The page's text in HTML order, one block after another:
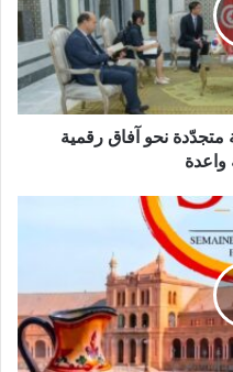
متجدّدة نحو آفاق رقمية
واعدة